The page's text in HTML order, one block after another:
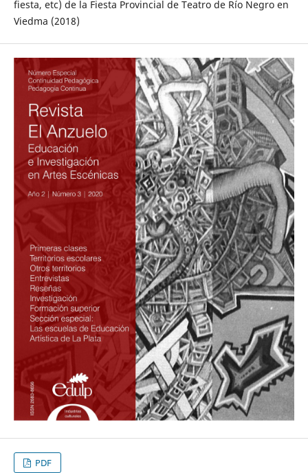
fiesta, etc) de la Fiesta Provincial de Teatro de Río Negro en
Viedma (2018)
PDF